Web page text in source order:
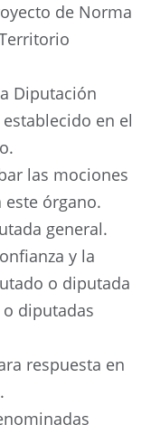
de Norma
Diputación
en el
las mociones
este órgano.
general.
y la
o diputada
diputadas
respuesta en